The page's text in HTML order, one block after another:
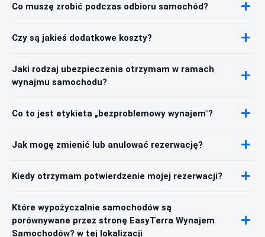
Co muszę zrobić podczas odbioru samochód?
Czy są jakieś dodatkowe koszty?
Jaki rodzaj ubezpieczenia otrzymam w ramach
wynajmu samochodu?
Co to jest etykieta „bezproblemowy wynajem"?
Jak mogę zmienić lub anulować rezerwację?
Kiedy otrzymam potwierdzenie mojej rezerwacji?
Które wypożyczalnie samochodów są
porównywane przez stronę EasyTerra Wynajem
Samochodów? w tej lokalizacji